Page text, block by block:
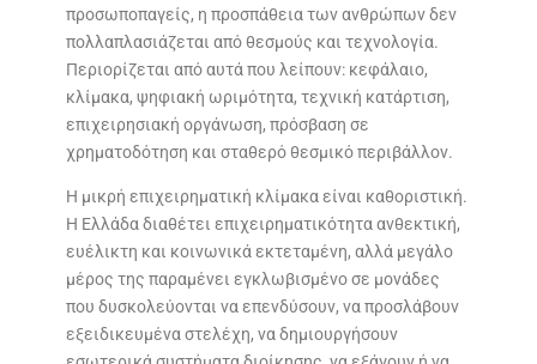
προσωποπαγείς, η προσπάθεια των ανθρώπων δεν
πολλαπλασιάζεται από θεσμούς και τεχνολογία.
Περιορίζεται από αυτά που λείπουν: κεφάλαιο,
κλίμακα, ψηφιακή ωριμότητα, τεχνική κατάρτιση,
επιχειρησιακή οργάνωση, πρόσβαση σε
χρηματοδότηση και σταθερό θεσμικό περιβάλλον.
Η μικρή επιχειρηματική κλίμακα είναι καθοριστική.
Η Ελλάδα διαθέτει επιχειρηματικότητα ανθεκτική,
ευέλικτη και κοινωνικά εκτεταμένη, αλλά μεγάλο
μέρος της παραμένει εγκλωβισμένο σε μονάδες
που δυσκολεύονται να επενδύσουν, να προσλάβουν
εξειδικευμένα στελέχη, να δημιουργήσουν